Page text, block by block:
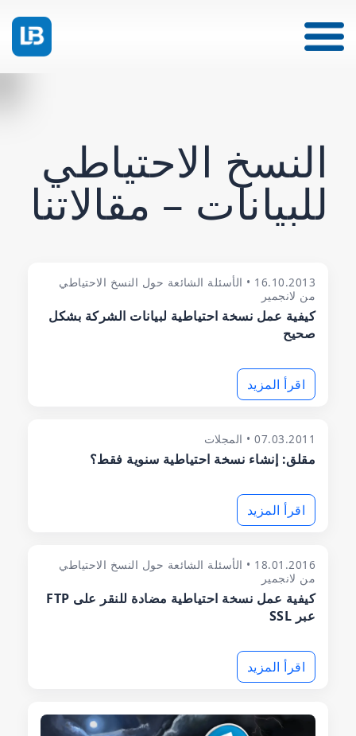
النسخ الاحتياطي
للبيانات – مقالاتنا
16.10.2013 • الأسئلة الشائعة حول النسخ الاحتياطي
من لانجمير
كيفية عمل نسخة احتياطية لبيانات الشركة بشكل
صحيح
اقرأ المزيد
07.03.2011 • المجلات
مقلق: إنشاء نسخة احتياطية سنوية فقط؟
اقرأ المزيد
18.01.2016 • الأسئلة الشائعة حول النسخ الاحتياطي
من لانجمير
كيفية عمل نسخة احتياطية مضادة للنقر على FTP
عبر SSL
اقرأ المزيد